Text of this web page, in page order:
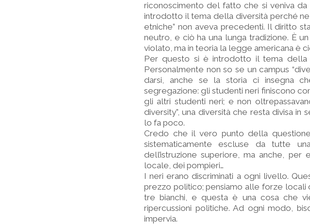
riconoscimento del fatto che si veniva
introdotto il tema della diversità perché
etniche” non aveva precedenti. Il diritto
neutro, e ciò ha una lunga tradizione. È
violato, ma in teoria la legge americana è
Per questo si è introdotto il tema della
Personalmente non so se un campus
darsi, anche se la storia ci insegna
segregazione: gli studenti neri finiscono
gli altri studenti neri; e non
diversity”, una diversità che resta divisa
lo fa poco.
Credo che il vero punto della
sistematicamente escluse da tutte
dell’istruzione superiore, ma anche, per
locale, dei pompieri…
I neri erano discriminati a ogni livello.
prezzo politico; pensiamo alle forze locali
tre bianchi, e questa è una cosa che
ripercussioni politiche. Ad ogni modo,
impervia.